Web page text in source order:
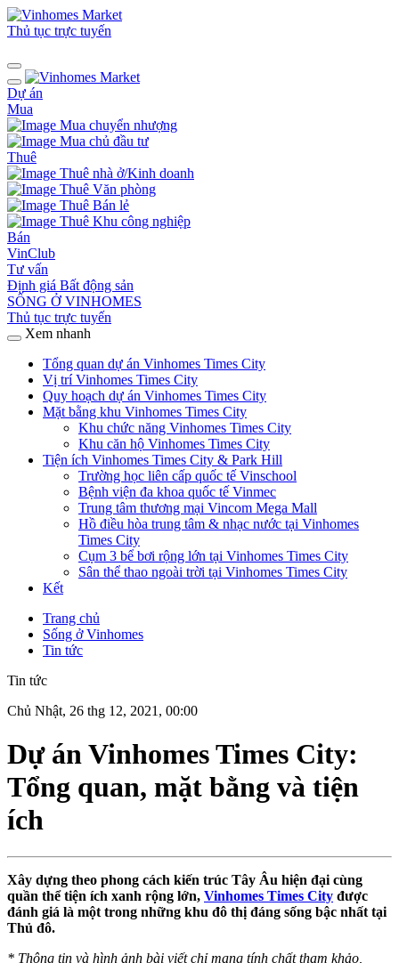
Thủ tục trực tuyến
Dự án
Mua
Mua chuyển nhượng
Mua chủ đầu tư
Thuê
Thuê nhà ở/Kinh doanh
Thuê Văn phòng
Thuê Bán lẻ
Thuê Khu công nghiệp
Bán
VinClub
Tư vấn
Định giá Bất động sản
SỐNG Ở VINHOMES
Thủ tục trực tuyến
Xem nhanh
Tổng quan dự án Vinhomes Times City
Vị trí Vinhomes Times City
Quy hoạch dự án Vinhomes Times City
Mặt bằng khu Vinhomes Times City
Khu chức năng Vinhomes Times City
Khu căn hộ Vinhomes Times City
Tiện ích Vinhomes Times City & Park Hill
Trường học liên cấp quốc tế Vinschool
Bệnh viện đa khoa quốc tế Vinmec
Trung tâm thương mại Vincom Mega Mall
Hồ điều hòa trung tâm & nhạc nước tại Vinhomes
Times City
Cụm 3 bể bơi rộng lớn tại Vinhomes Times City
Sân thể thao ngoài trời tại Vinhomes Times City
Kết
Trang chủ
Sống ở Vinhomes
Tin tức
Tin tức
Chủ Nhật, 26 thg 12, 2021, 00:00
Dự án Vinhomes Times City:
Tổng quan, mặt bằng và tiện
ích
Xây dựng theo phong cách kiến trúc Tây Âu hiện đại cùng
quần thể tiện ích xanh rộng lớn, Vinhomes Times City được
đánh giá là một trong những khu đô thị đáng sống bậc nhất tại
Thủ đô.
* Thông tin và hình ảnh bài viết chỉ mang tính chất tham khảo,